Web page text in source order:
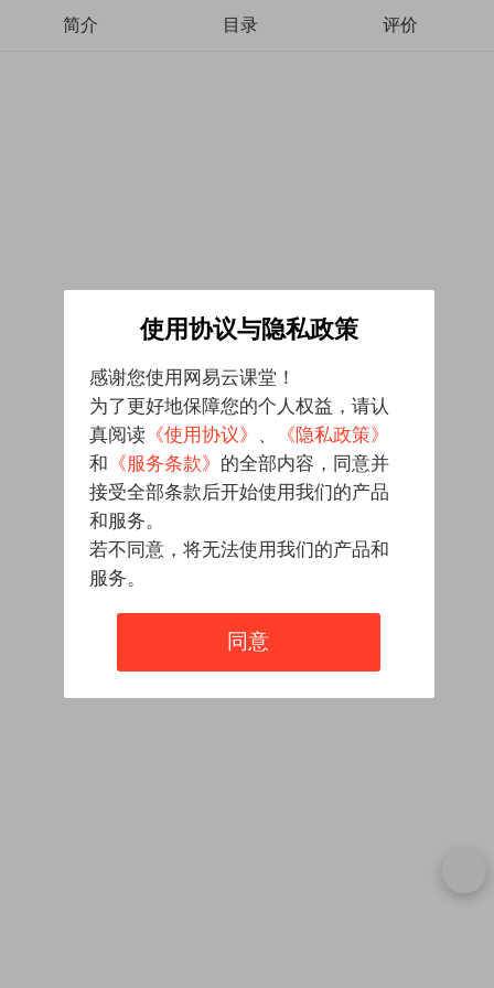
简介 目录 评价
使用协议与隐私政策
感谢您使用网易云课堂！
为了更好地保障您的个人权益，请认
真阅读 《使用协议》 、
《隐私政策》
和 《服务条款》 的全部内容，同意并
接受全部条款后开始使用我们的产品
和服务。
若不同意，将无法使用我们的产品和
服务。
同意